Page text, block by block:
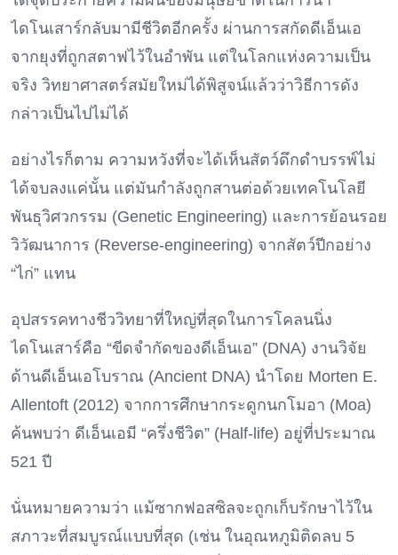
ไดโนเสาร์กลับมามีชีวิตอีกครั้ง ผ่านการสกัดดีเอ็นเอ
จากยุงที่ถูกสตาฟไว้ในอำพัน แต่ในโลกแห่งความเป็น
จริง วิทยาศาสตร์สมัยใหม่ได้พิสูจน์แล้วว่าวิธีการดัง
กล่าวเป็นไปไม่ได้
อย่างไรก็ตาม ความหวังที่จะได้เห็นสัตว์ดึกดำบรรพ์ไม่
ได้จบลงแค่นั้น แต่มันกำลังถูกสานต่อด้วยเทคโนโลยี
พันธุวิศวกรรม (Genetic Engineering) และการย้อนรอย
วิวัฒนาการ (Reverse-engineering) จากสัตว์ปีกอย่าง
“ไก่” แทน
อุปสรรคทางชีววิทยาที่ใหญ่ที่สุดในการโคลนนิ่ง
ไดโนเสาร์คือ “ขีดจำกัดของดีเอ็นเอ” (DNA) งานวิจัย
ด้านดีเอ็นเอโบราณ (Ancient DNA) นำโดย Morten E.
Allentoft (2012) จากการศึกษากระดูกนกโมอา (Moa)
ค้นพบว่า ดีเอ็นเอมี “ครึ่งชีวิต” (Half-life) อยู่ที่ประมาณ
521 ปี
นั่นหมายความว่า แม้ซากฟอสซิลจะถูกเก็บรักษาไว้ใน
สภาวะที่สมบูรณ์แบบที่สุด (เช่น ในอุณหภูมิติดลบ 5